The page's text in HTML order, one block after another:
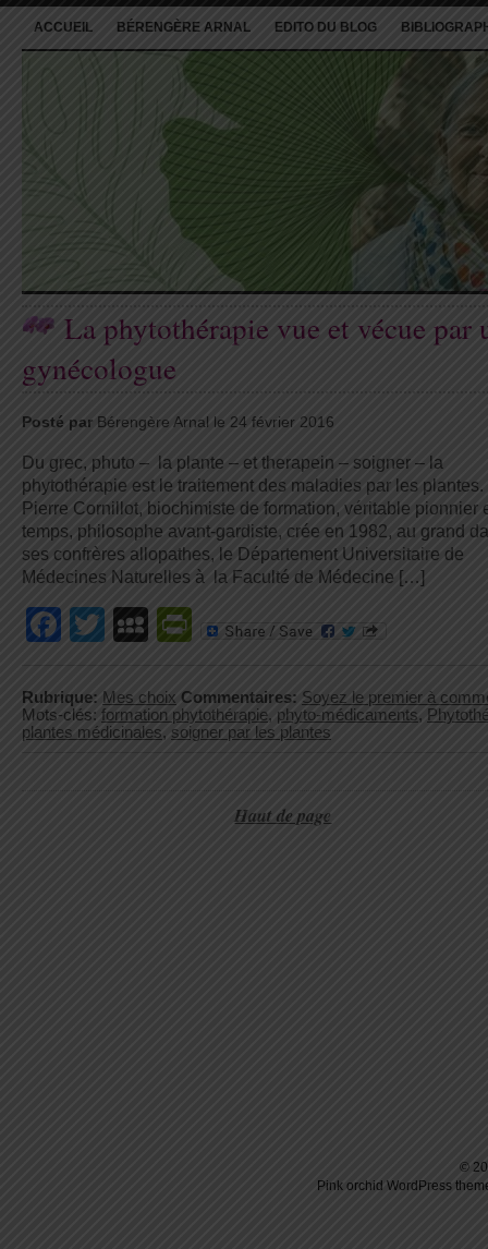
ACCUEIL BÉRENGÈRE ARNAL EDITO DU BLOG
La phytothérapie vue et vécue par
gynécologue
Posté par Bérengère Arnal le 24 février 2016
Du grec, phuto – la plante – et therapein – soigner – la
phytothérapie est le traitement des maladies par les plantes.
Pierre Cornillot, biochimiste de formation, véritable pionnier
temps, philosophe avant-gardiste, crée en 1982, au grand
ses confrères allopathes, le Département Universitaire de
Médecines Naturelles à la Faculté de Médecine […]
Facebook
TwitterMySpace
PrintFriendly
Rubrique: Mes choix Commentaires: Soyez le premier à
Mots-clés: formation phytothérapie, phyto-médicaments,
plantes médicinales, soigner par les plantes
Haut de page
©
Pink orchid WordPress